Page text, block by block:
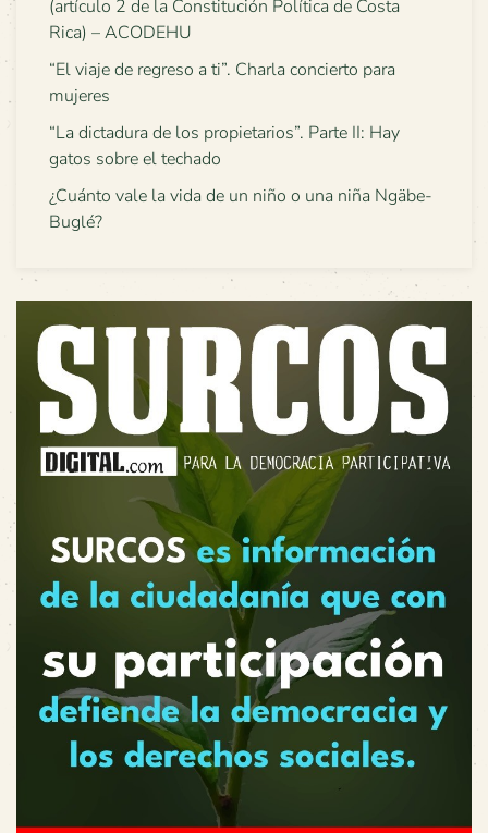
(artículo 2 de la Constitución Política de Costa
Rica) – ACODEHU
“El viaje de regreso a ti”. Charla concierto para
mujeres
“La dictadura de los propietarios”. Parte II: Hay
gatos sobre el techado
¿Cuánto vale la vida de un niño o una niña Ngäbe-
Buglé?